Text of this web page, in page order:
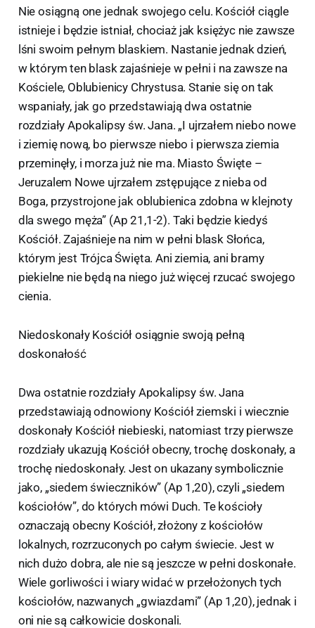
Nie osiągną one jednak swojego celu. Kościół ciągle
istnieje i będzie istniał, chociaż jak księżyc nie zawsze
lśni swoim pełnym blaskiem. Nastanie jednak dzień,
w którym ten blask zajaśnieje w pełni i na zawsze na
Kościele, Oblubienicy Chrystusa. Stanie się on tak
wspaniały, jak go przedstawiają dwa ostatnie
rozdziały Apokalipsy św. Jana. „I ujrzałem niebo nowe
i ziemię nową, bo pierwsze niebo i pierwsza ziemia
przeminęły, i morza już nie ma. Miasto Święte –
Jeruzalem Nowe ujrzałem zstępujące z nieba od
Boga, przystrojone jak oblubienica zdobna w klejnoty
dla swego męża” (Ap 21,1-2). Taki będzie kiedyś
Kościół. Zajaśnieje na nim w pełni blask Słońca,
którym jest Trójca Święta. Ani ziemia, ani bramy
piekielne nie będą na niego już więcej rzucać swojego
cienia.
Niedoskonały Kościół osiągnie swoją pełną
doskonałość
Dwa ostatnie rozdziały Apokalipsy św. Jana
przedstawiają odnowiony Kościół ziemski i wiecznie
doskonały Kościół niebieski, natomiast trzy pierwsze
rozdziały ukazują Kościół obecny, trochę doskonały, a
trochę niedoskonały. Jest on ukazany symbolicznie
jako, „siedem świeczników” (Ap 1,20), czyli „siedem
kościołów”, do których mówi Duch. Te kościoły
oznaczają obecny Kościół, złożony z kościołów
lokalnych, rozrzuconych po całym świecie. Jest w
nich dużo dobra, ale nie są jeszcze w pełni doskonałe.
Wiele gorliwości i wiary widać w przełożonych tych
kościołów, nazwanych „gwiazdami” (Ap 1,20), jednak i
oni nie są całkowicie doskonali.